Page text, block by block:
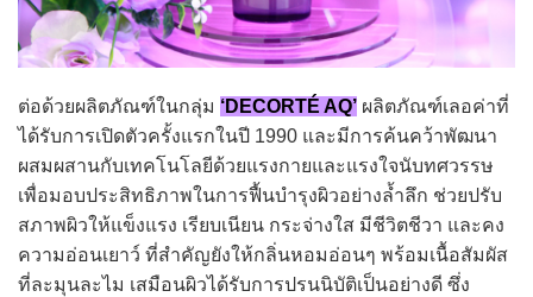
ต่อด้วยผลิตภัณฑ์ในกลุ่ม ‘DECORTÉ AQ’ ผลิตภัณฑ์เลอค่าที่
ได้รับการเปิดตัวครั้งแรกในปี 1990 และมีการค้นคว้าพัฒนา
ผสมผสานกับเทคโนโลยีด้วยแรงกายและแรงใจนับทศวรรษ
เพื่อมอบประสิทธิภาพในการฟื้นบำรุงผิวอย่างล้ำลึก ช่วยปรับ
สภาพผิวให้แข็งแรง เรียบเนียน กระจ่างใส มีชีวิตชีวา และคง
ความอ่อนเยาว์ ที่สำคัญยังให้กลิ่นหอมอ่อนๆ พร้อมเนื้อสัมผัส
ที่ละมุนละไม เสมือนผิวได้รับการปรนนิบัติเป็นอย่างดี ซึ่ง